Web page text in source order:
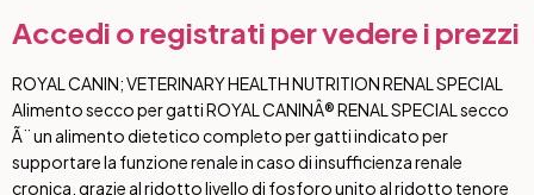
Accedi o registrati per vedere i prezzi
ROYAL CANIN; VETERINARY HEALTH NUTRITION RENAL SPECIAL
Alimento secco per gatti ROYAL CANINÂ® RENAL SPECIAL secco
Ã¨ un alimento dietetico completo per gatti indicato per
supportare la funzione renale in caso di insufficienza renale
cronica, grazie al ridotto livello di fosforo unito al ridotto tenore